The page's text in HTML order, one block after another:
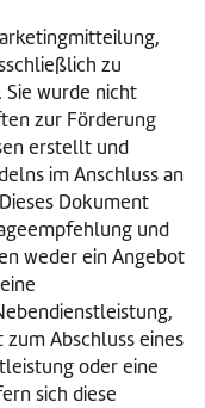
zu
wurde nicht
zur Förderung
erstellt und
im Anschluss an
Dokument
und
weder ein Angebot
Abschluss eines
oder eine
sich diese